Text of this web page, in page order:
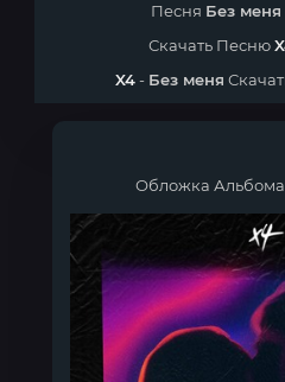
Песня Без меня
Скачать Песню
X4- Без меня
Обложка Альбома